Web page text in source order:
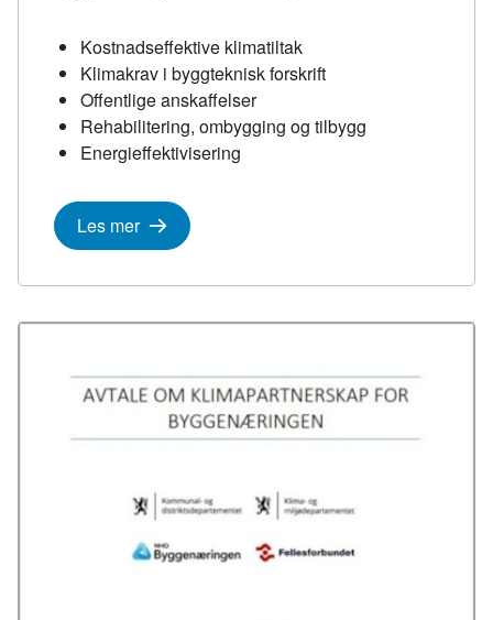
Kostnadseffektive klimatiltak
Klimakrav i byggteknisk forskrift
Offentlige anskaffelser
Rehabilitering, ombygging og tilbygg
Energieffektivisering
Les mer